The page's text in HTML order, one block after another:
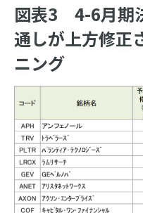
図表3 4-6月期
通しが上方修正
ニング